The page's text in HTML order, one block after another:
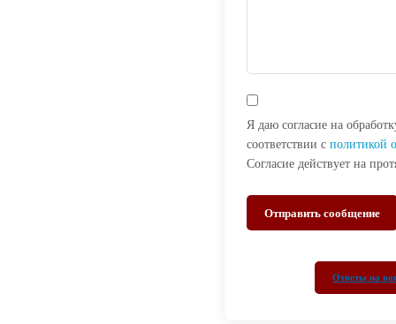
Я даю согласие на
соответствии с политикой
Согласие действует на
Отправить сообщение
Ответы на